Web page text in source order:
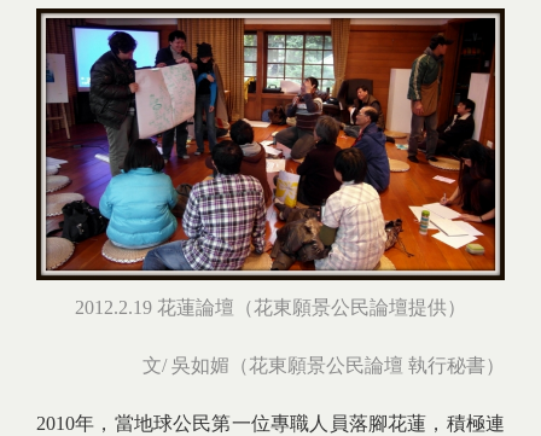
您在這裡
您在這裡
2012.2.19 花蓮論壇（花東願景公民論壇提供）
文/ 吳如媚（花東願景公民論壇 執行秘書）
2010年，當地球公民第一位專職人員落腳花蓮，積極連